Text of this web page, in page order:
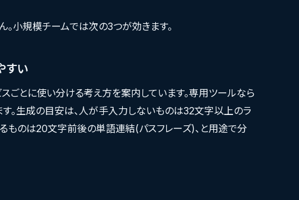
。小規模チームでは次の3つが効きます。
すい
ごとに使い分ける考え方を案内しています。専用ツールなら
。生成の目安は、人が手入力しないものは32文字以上のラ
ものは20文字前後の単語連結(パスフレーズ)、と用途で分